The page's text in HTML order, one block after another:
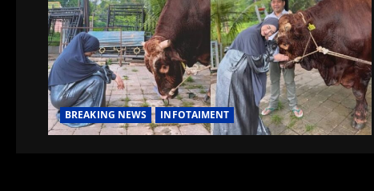
BREAKING NEWS INFOTAIMENT